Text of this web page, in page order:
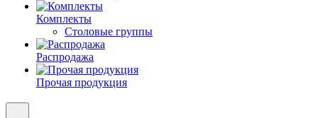
Комплекты
Столовые группы
Распродажа
Прочая продукция